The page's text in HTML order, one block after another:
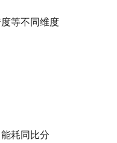
等不同维度
耗同比分